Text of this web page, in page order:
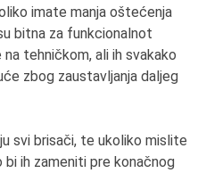
imate manja oštećenja
bitna za funkcionalnot
tehničkom, ali ih svakako
zbog zaustavljanja daljeg
svi brisači, te ukoliko mislite
ih zameniti pre konačnog